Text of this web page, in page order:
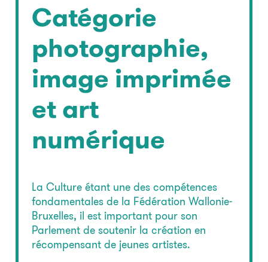
Catégorie
photographie,
image imprimée
et art
numérique
La Culture étant une des compétences
fondamentales de la Fédération Wallonie-
Bruxelles, il est important pour son
Parlement de soutenir la création en
récompensant de jeunes artistes.